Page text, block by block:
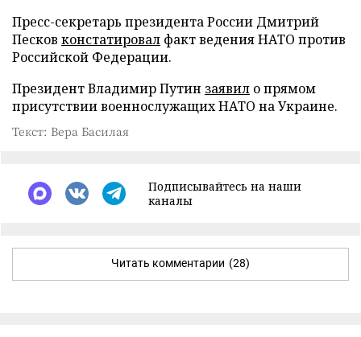
Пресс-секретарь президента России Дмитрий
Песков констатировал факт ведения НАТО против
Российской Федерации.
Президент Владимир Путин заявил о прямом
присутствии военнослужащих НАТО на Украине.
Текст: Вера Басилая
Подписывайтесь на наши
каналы
Читать комментарии (28)